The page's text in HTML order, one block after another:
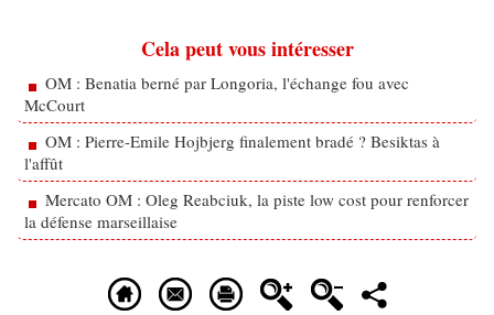
Cela peut vous intéresser
OM : Benatia berné par Longoria, l'échange fou avec
McCourt
OM : Pierre-Emile Hojbjerg finalement bradé ? Besiktas à
l'affût
Mercato OM : Oleg Reabciuk, la piste low cost pour renforcer
la défense marseillaise